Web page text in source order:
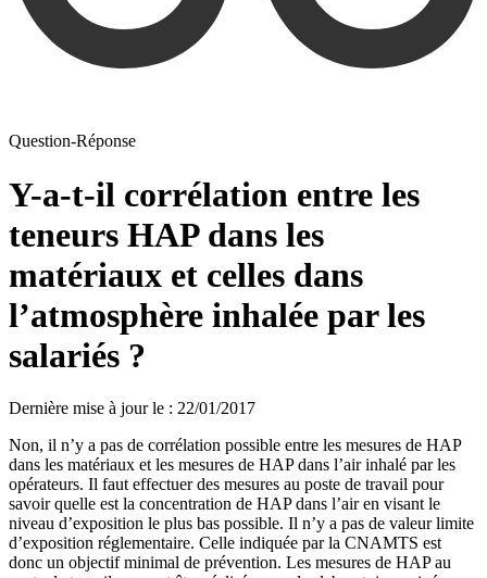
Question-Réponse
Y-a-t-il corrélation entre les
teneurs HAP dans les
matériaux et celles dans
l’atmosphère inhalée par les
salariés ?
Dernière mise à jour le : 22/01/2017
Non, il n’y a pas de corrélation possible entre les mesures de HAP
dans les matériaux et les mesures de HAP dans l’air inhalé par les
opérateurs. Il faut effectuer des mesures au poste de travail pour
savoir quelle est la concentration de HAP dans l’air en visant le
niveau d’exposition le plus bas possible. Il n’y a pas de valeur limite
d’exposition réglementaire. Celle indiquée par la CNAMTS est
donc un objectif minimal de prévention. Les mesures de HAP au